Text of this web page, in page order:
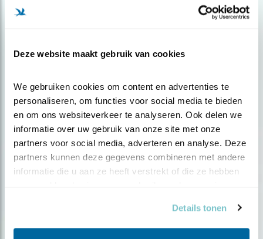
Deze website maakt gebruik van cookies
We gebruiken cookies om content en advertenties te
personaliseren, om functies voor social media te bieden
en om ons websiteverkeer te analyseren. Ook delen we
informatie over uw gebruik van onze site met onze
partners voor social media, adverteren en analyse. Deze
partners kunnen deze gegevens combineren met andere
informatie die u aan ze heeft verstrekt of die ze hebben
Details tonen
Meld je aan en ontvang nieuws, inspiratie, acties en tips
over vogels en activiteiten van Vogelbescherming.